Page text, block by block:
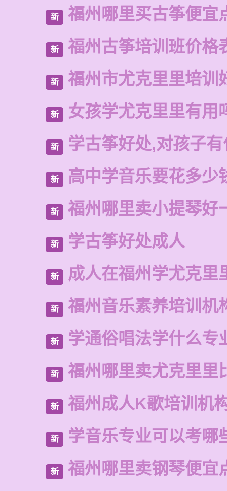
新 福州哪里买古筝便宜
新 福州古筝培训班价格
新 福州市尤克里里培训
新 女孩学尤克里里有用
新 学古筝好处,对孩子
新 高中学音乐要花多少
新 福州哪里卖小提琴好
新 学古筝好处成人
新 成人在福州学尤克里
新 福州音乐素养培训机
新 学通俗唱法学什么专
新 福州哪里卖尤克里里
新 福州成人K歌培训机
新 学音乐专业可以考哪
新 福州哪里卖钢琴便宜